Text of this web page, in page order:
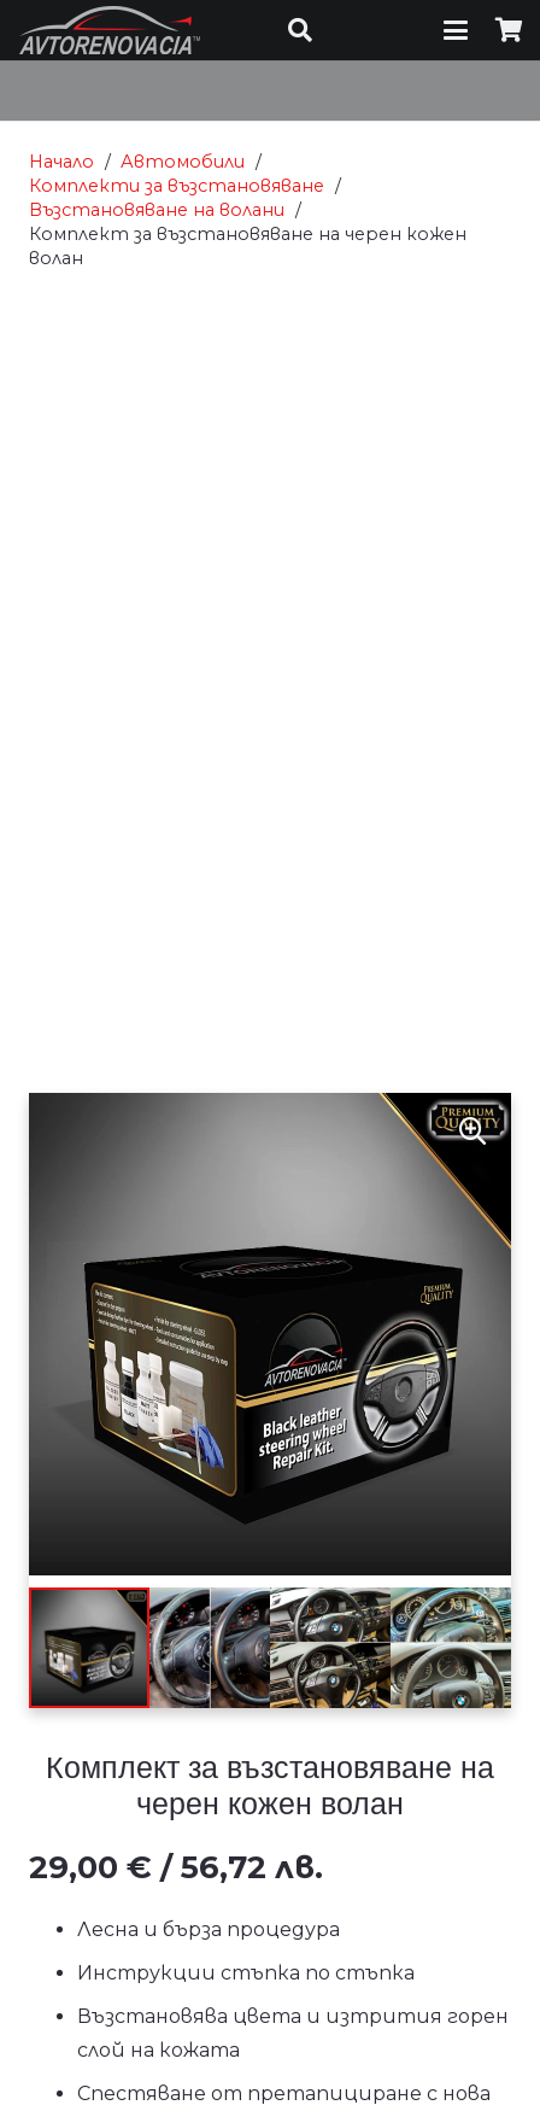
Начало / Автомобили /
Комплекти за възстановяване /
Възстановяване на волани /
Комплект за възстановяване на черен кожен
волан
Комплект за възстановяване на
черен кожен волан
29,00 € / 56,72 лв.
Лесна и бърза процедура
Инструкции стъпка по стъпка
Възстановява цвета и изтрития горен
слой на кожата
Спестяване от претапициране с нова